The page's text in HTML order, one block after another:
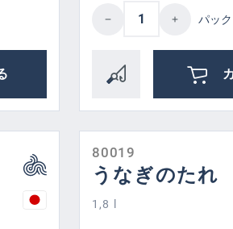
desired amount or use
Product パック
80019
うなぎのたれ
1,8 l